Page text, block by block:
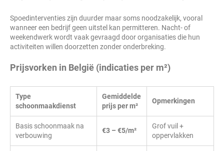
Spoedinterventies zijn duurder maar soms noodzakelijk, vooral
wanneer een bedrijf geen uitstel kan permitteren. Nacht- of
weekendwerk wordt vaak gevraagd door organisaties die hun
activiteiten willen doorzetten zonder onderbreking.
Prijsvorken in België (indicaties per m²)
Type
schoonmaakdienst
Gemiddelde
prijs per m²
Opmerkingen
Basis schoonmaak na
verbouwing
€3 – €5/m²
Grof vuil +
oppervlakken